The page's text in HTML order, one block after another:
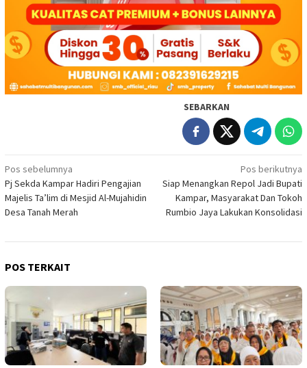
SEBARKAN
Navigasi
pos
Pos sebelumnya
Pj Sekda Kampar Hadiri Pengajian
Majelis Ta’lim di Mesjid Al-Mujahidin
Desa Tanah Merah
Pos berikutnya
Siap Menangkan Repol Jadi Bupati
Kampar, Masyarakat Dan Tokoh
Rumbio Jaya Lakukan Konsolidasi
POS TERKAIT